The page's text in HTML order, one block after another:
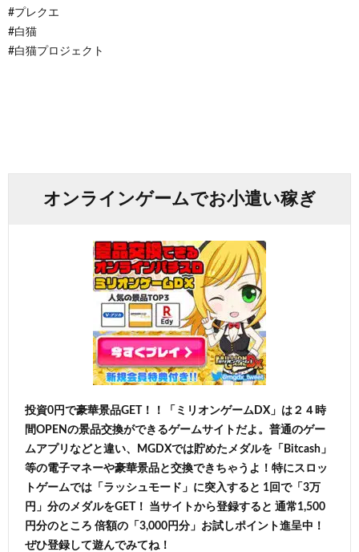
#プレクエ
#白猫
#白猫プロジェクト
オンラインゲームでお小遣い稼ぎ
投資0円で豪華景品GET！！「ミリオンゲームDX」は２４時
間OPENの景品交換ができるゲームサイトだよ。普通のゲー
ムアプリなどと違い、MGDXでは貯めたメダルを「Bitcash」
等の電子マネーや豪華景品と交換できちゃうよ！特にスロッ
トゲームでは「ラッシュモード」に突入すると 1回で「3万
円」分のメダルをGET！ 当サイトから登録すると 通常1,500
円分のところ 倍額の「3,000円分」お試しポイント進呈中！
ぜひ登録して遊んでみてね！